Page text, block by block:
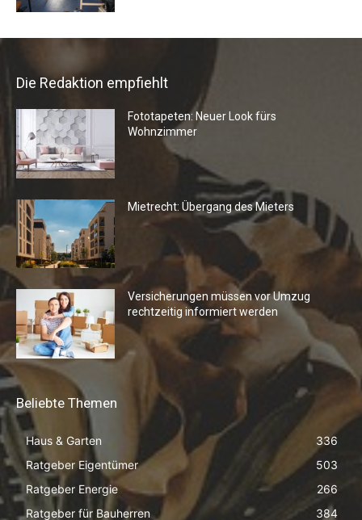
Die Redaktion empfiehlt
Fototapeten: Neuer Look fürs
Wohnzimmer
Mietrecht: Übergang des Mieters
Versicherungen müssen vor Umzug
rechtzeitig informiert werden
Beliebte Themen
Haus & Garten
336
Ratgeber Eigentümer
503
Ratgeber Energie
266
Ratgeber für Bauherren
384